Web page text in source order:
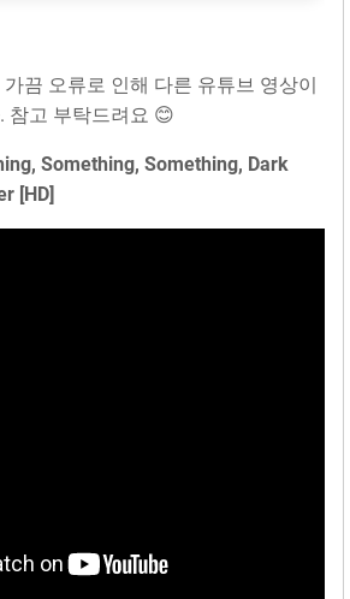
끔 오류로 인해 다른 유튜브 영상이
참고 부탁드려요 😊
Something, Something, Dark
[HD]